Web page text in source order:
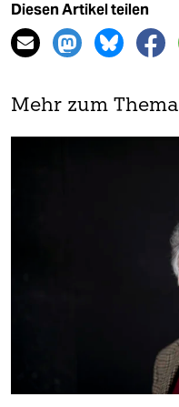
Diesen Artikel teilen
Mehr zum Thema